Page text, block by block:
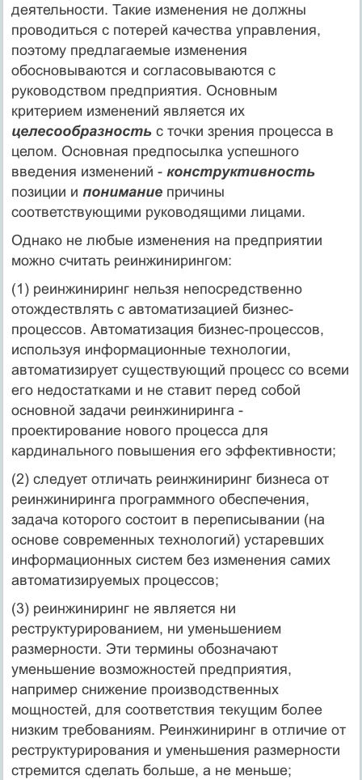
деятельности. Такие изменения не должны
проводиться с потерей качества управления,
поэтому предлагаемые изменения
обосновываются и согласовываются с
руководством предприятия. Основным
критерием изменений является их
целесообразностьс точки зрения процесса в
целом. Основная предпосылка успешного
введения изменений - конструктивность
позиции и пониманиепричины
соответствующими руководящими лицами.
Однако не любые изменения на предприятии
можно считать реинжинирингом:
(1) реинжиниринг нельзя непосредственно
отождествлять с автоматизацией бизнес-
процессов. Автоматизация бизнес-процессов,
используя информационные технологии,
автоматизирует существующий процесс со всеми
его недостатками и не ставит перед собой
основной задачи реинжиниринга -
проектирование нового процесса для
кардинального повышения его эффективности;
(2) следует отличать реинжиниринг бизнеса от
реинжиниринга программного обеспечения,
задача которого состоит в переписывании (на
основе современных технологий) устаревших
информационных систем без изменения самих
автоматизируемых процессов;
(3) реинжиниринг не является ни
реструктурированием, ни уменьшением
размерности. Эти термины обозначают
уменьшение возможностей предприятия,
например снижение производственных
мощностей, для соответствия текущим более
низким требованиям. Реинжиниринг в отличие от
реструктурирования и уменьшения размерности
стремится сделать больше, а не меньше;